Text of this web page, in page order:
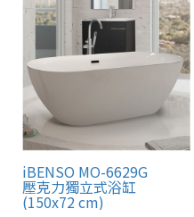
iBENSO MO-6629G
壓克力獨立式浴缸
(150x72 cm)